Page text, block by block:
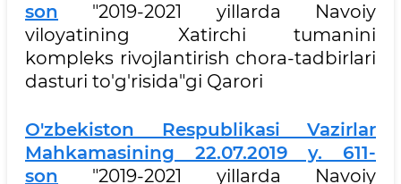
son "2019-2021 yillarda Navoiy
viloyatining Xatirchi tumanini
kompleks rivojlantirish chora-tadbirlari
dasturi to'g'risida"gi Qarori
O'zbekiston Respublikasi Vazirlar
Mahkamasining 22.07.2019 y. 611-
son "2019-2021 yillarda Navoiy